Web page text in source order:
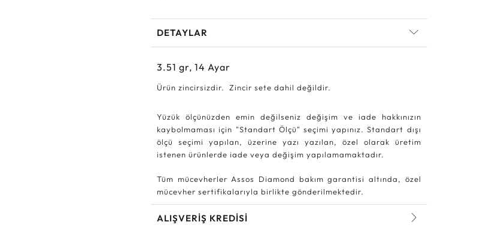
DETAYLAR
3.51gr,14Ayar
Ürün zincirsizdir. Zincir sete dahil değildir.
Yüzük ölçünüzden emin değilseniz değişim ve iade hakkınızın
kaybolmaması için "Standart Ölçü" seçimi yapınız. Standart dışı
ölçü seçimi yapılan, üzerine yazı yazılan, özel olarak üretim
istenen ürünlerde iade veya değişim yapılamamaktadır.
Tüm mücevherler Assos Diamond bakım garantisi altında, özel
mücevher sertifikalarıyla birlikte gönderilmektedir.
ALIŞVERİŞ KREDİSİ